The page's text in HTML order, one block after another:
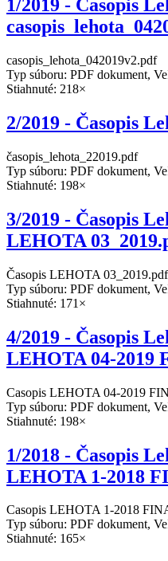
1/2019 - Časopis
casopis_lehota_042019v2.pdf
Typ súboru: PDF dokument,
Stiahnuté: 218×
2/2019 - Časopis
časopis_lehota_22019.pdf
Typ súboru: PDF dokument,
Stiahnuté: 198×
3/2019 - Časopis
LEHOTA
Časopis LEHOTA 03_2019.pdf
Typ súboru: PDF dokument,
Stiahnuté: 171×
4/2019 - Časopis
LEHOTA 04-2019
Casopis LEHOTA 04-2019
Typ súboru: PDF dokument,
Stiahnuté: 198×
1/2018 - Časopis
LEHOTA 1-2018
Casopis LEHOTA 1-2018
Typ súboru: PDF dokument,
Stiahnuté: 165×